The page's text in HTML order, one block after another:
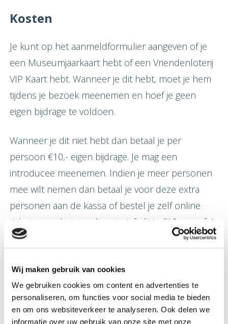
Wij maken gebruik van cookies
We gebruiken cookies om content en advertenties te
personaliseren, om functies voor social media te bieden
en om ons websiteverkeer te analyseren. Ook delen we
informatie over uw gebruik van onze site met onze
Kosten
Je kunt op het aanmeldformulier aangeven of je
een Museumjaarkaart hebt of een Vriendenloterij
VIP Kaart hebt. Wanneer je dit hebt, moet je hem
tijdens je bezoek meenemen en hoef je geen
eigen bijdrage te voldoen.
Wanneer je dit niet hebt dan betaal je per
persoon €10,- eigen bijdrage. Je mag een
introducee meenemen. Indien je meer personen
mee wilt nemen dan betaal je voor deze extra
personen aan de kassa of bestel je zelf online
tickets voor het reguliere tarief, dit is €18,- vanaf 4
jaar.
Bij aanmelding geef je alle deelnemers op zodat
we weten hoeveel plaatsen we in het restaurant
vrij moeten houden.